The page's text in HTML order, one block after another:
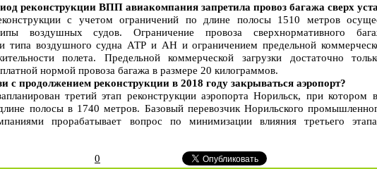
реконструкции ВПП авиакомпания запретила провоз багажа сверх
с учетом ограничений по длине полосы 1510 метров
воздушных судов. Ограничение провоза сверхнормативного
типа воздушного судна АТР и АН и ограничением предельной
полета. Предельной коммерческой загрузки достаточно
нормой провоза багажа в размере 20 килограммов.
с продолжением реконструкции в 2018 году закрываться аэропорт?
третий этап реконструкции аэропорта Норильск, при котором
полосы в 1740 метров. Базовый перевозчик Норильского
прорабатывает вопрос по минимизации влияния третьего
0